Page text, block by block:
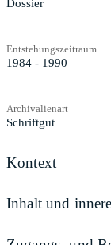
Dossier
Entstehungszeitraum
1984 - 1990
Archivalienart
Schriftgut
Kontext
Inhalt und